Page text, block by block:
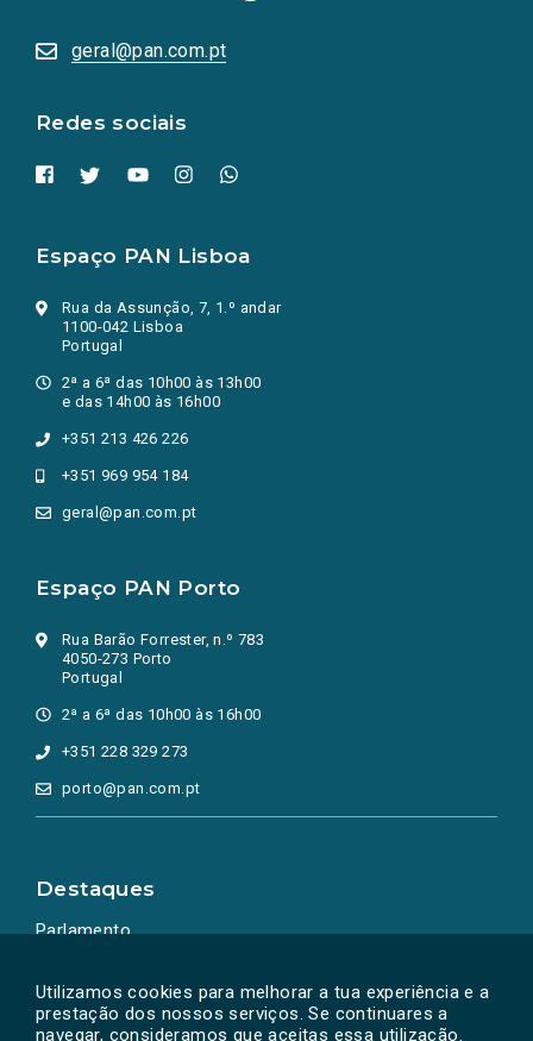
Utilizamos cookies para melhorar a tua experiência e a
prestação dos nossos serviços. Se continuares a
navegar, consideramos que aceitas essa utilização.
geral@pan.com.pt
Redes sociais
numa
nova
Espaço PAN Lisboa
Rua da Assunção, 7, 1.º andar
1100-042 Lisboa
Portugal
2ª a 6ª das 10h00 às 13h00
e das 14h00 às 16h00
+351 213 426 226
+351 969 954 184
geral@pan.com.pt
Espaço PAN Porto
Rua Barão Forrester, n.º 783
4050-273 Porto
Portugal
2ª a 6ª das 10h00 às 16h00
+351 228 329 273
porto@pan.com.pt
Destaques
Parlamento